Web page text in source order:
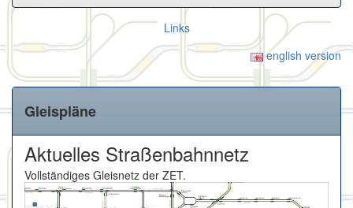
Links
english version
Gleispläne
Aktuelles Straßenbahnnetz
Vollständiges Gleisnetz der ZET.